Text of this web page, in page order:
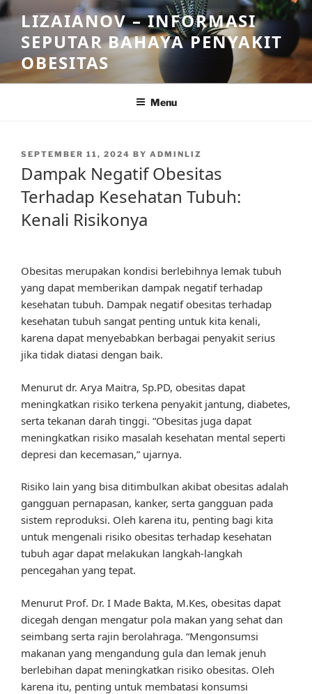
Skip
to
content
LIZAIANOV – INFORMASI
SEPUTAR BAHAYA PENYAKIT
OBESITAS
Menu
POSTED
SEPTEMBER 11, 2024 BY ADMINLIZ
Dampak Negatif Obesitas
Terhadap Kesehatan Tubuh:
Kenali Risikonya
Obesitas merupakan kondisi berlebihnya lemak tubuh
yang dapat memberikan dampak negatif terhadap
kesehatan tubuh. Dampak negatif obesitas terhadap
kesehatan tubuh sangat penting untuk kita kenali,
karena dapat menyebabkan berbagai penyakit serius
jika tidak diatasi dengan baik.
Menurut dr. Arya Maitra, Sp.PD, obesitas dapat
meningkatkan risiko terkena penyakit jantung, diabetes,
serta tekanan darah tinggi. “Obesitas juga dapat
meningkatkan risiko masalah kesehatan mental seperti
depresi dan kecemasan,” ujarnya.
Risiko lain yang bisa ditimbulkan akibat obesitas adalah
gangguan pernapasan, kanker, serta gangguan pada
sistem reproduksi. Oleh karena itu, penting bagi kita
untuk mengenali risiko obesitas terhadap kesehatan
tubuh agar dapat melakukan langkah-langkah
pencegahan yang tepat.
Menurut Prof. Dr. I Made Bakta, M.Kes, obesitas dapat
dicegah dengan mengatur pola makan yang sehat dan
seimbang serta rajin berolahraga. “Mengonsumsi
makanan yang mengandung gula dan lemak jenuh
berlebihan dapat meningkatkan risiko obesitas. Oleh
karena itu, penting untuk membatasi konsumsi